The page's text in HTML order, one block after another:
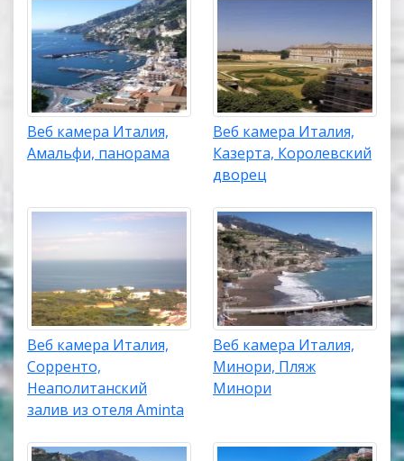
Веб камера Италия,
Амальфи, панорама
Веб камера Италия,
Казерта, Королевский
дворец
Веб камера Италия,
Сорренто,
Неаполитанский
залив из отеля Aminta
Веб камера Италия,
Минори, Пляж
Минори